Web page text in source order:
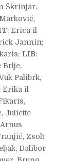
Škrinjar,
: Erica il
Jannin;
LIB:
Brlje,
Palibrk,
Erika il
Juliette
Zsolt
Dalibor